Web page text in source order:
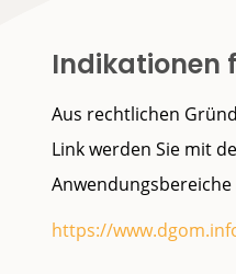
Indikationen
Aus rechtlichen
Link werden Sie mit
https://